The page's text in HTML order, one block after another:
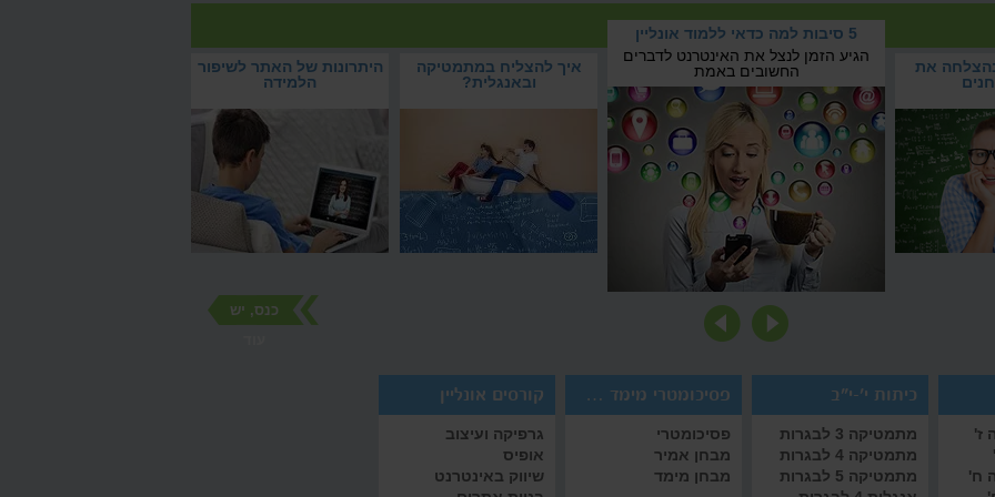
היתרונות של האתר לשיפור
איך להצליח במתמטיקה
5 סיבות למה כדאי ללמוד
כך תעברו בהצלחה את
וואלה
5 סיבות למה כדאי ללמוד אונליין
הגיע הזמן לנצל את האינטרנט לדברים
החשובים באמת
כך תעברו בהצלחה את המבחנים
איך לעבור את תקופת המבחנים
כנס, יש
ז'
ח'
כיתות י'-י"ב
מתמטיקה 3 לבגרות
מתמטיקה 4 לבגרות
מתמטיקה 5 לבגרות
פסיכומטרי מימד אמיר/ם
פסיכומטרי
מבחן אמיר
מבחן מימד
קורסים אונליין
גרפיקה ועיצוב
אופיס
שיווק באינטרנט